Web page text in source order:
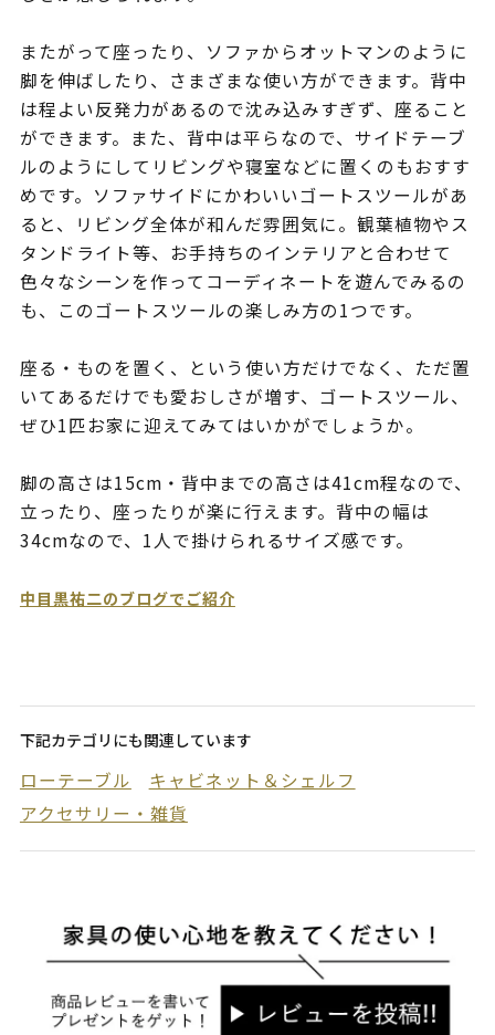
またがって座ったり、ソファからオットマンのように
脚を伸ばしたり、さまざまな使い方ができます。背中
は程よい反発力があるので沈み込みすぎず、座ること
ができます。また、背中は平らなので、サイドテーブ
ルのようにしてリビングや寝室などに置くのもおすす
めです。ソファサイドにかわいいゴートスツールがあ
ると、リビング全体が和んだ雰囲気に。観葉植物やス
タンドライト等、お手持ちのインテリアと合わせて
色々なシーンを作ってコーディネートを遊んでみるの
も、このゴートスツールの楽しみ方の1つです。
座る・ものを置く、という使い方だけでなく、ただ置
いてあるだけでも愛おしさが増す、ゴートスツール、
ぜひ1匹お家に迎えてみてはいかがでしょうか。
脚の高さは15cm・背中までの高さは41cm程なので、
立ったり、座ったりが楽に行えます。背中の幅は
34cmなので、1人で掛けられるサイズ感です。
中目黒祐二のブログでご紹介
下記カテゴリにも関連しています
ローテーブル
キャビネット＆シェルフ
アクセサリー・雑貨